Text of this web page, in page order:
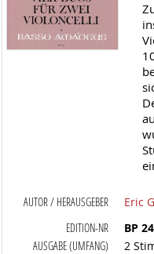
AUTOR / HERAUSGEBER
Eric
EDITION-NR
BP
AUSGABE (UMFANG)
2